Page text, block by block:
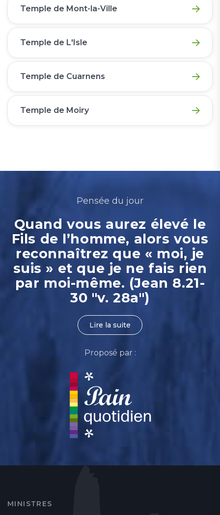
Temple de Mont-la-Ville
Temple de L'Isle
Temple de Cuarnens
Temple de Moiry
Pensée du jour
Quand vous aurez élevé le
Fils de l’homme, alors vous
reconnaîtrez que « moi, je
suis » et que je ne fais rien
par moi-même. (Jean 8.21-
30 "v. 28a")
Lire la suite
Proposé par :
MINISTRES